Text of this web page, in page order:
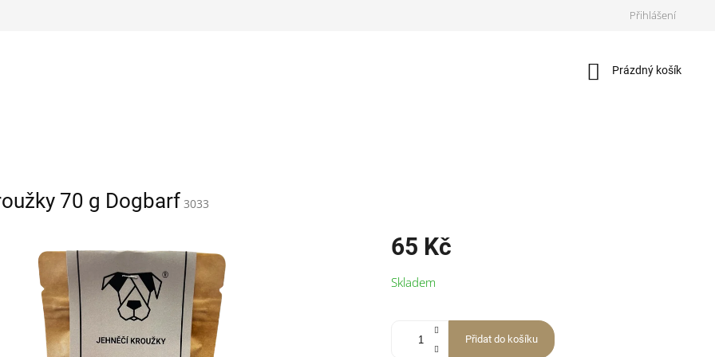
Přihlášení
Nákupní
Prázdný košík
70 g Dogbarf 3033
65 Kč
cena:
Skladem
Přidat do košíku